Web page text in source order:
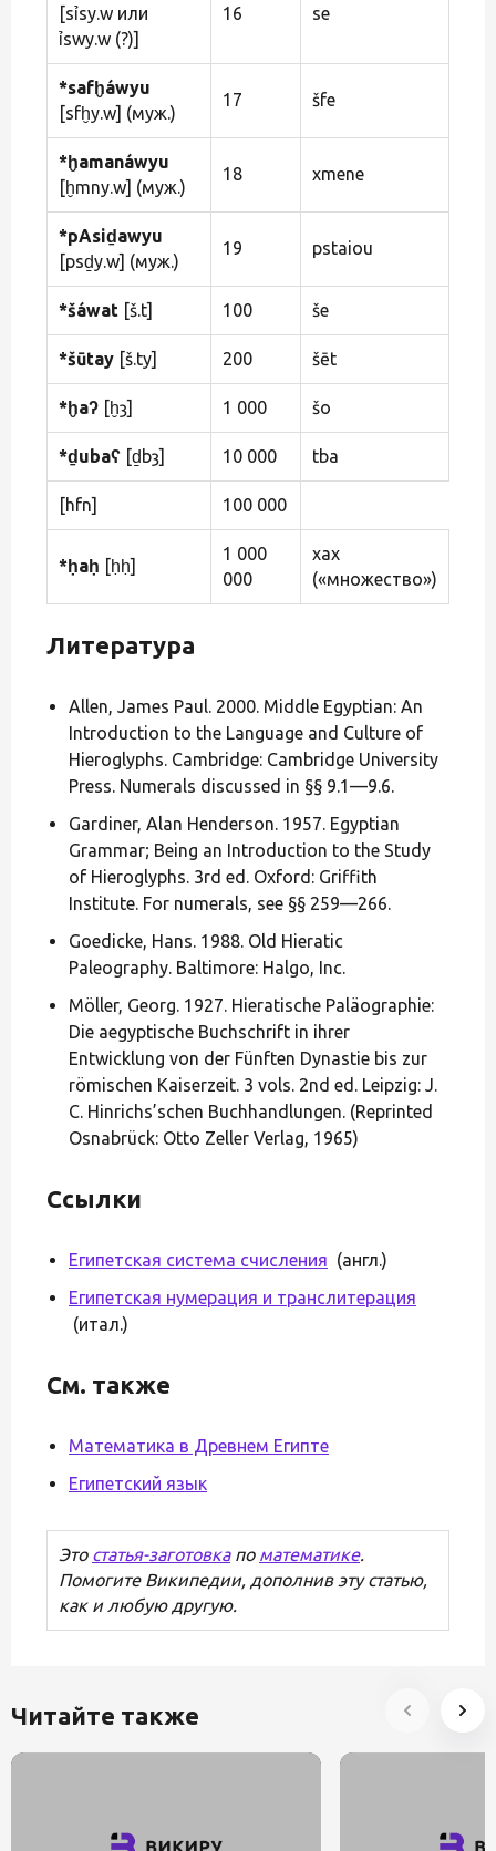
[sỉsy.w или
ỉswy.w (?)]
16 se
*safḫáwyu
[sfḫy.w] (муж.)
17 šfe
*ḫamanáwyu
[ḫmny.w] (муж.)
18 xmene
*pAsiḏawyu
[psḏy.w] (муж.)
19 pstaiou
*šáwat [š.t] 100 še
*šūtay [š.ty] 200 šēt
*ḫaʔ [ḫȝ] 1 000 šo
*ḏubaʕ [ḏbȝ] 10 000 tba
[hfn] 100 000
*ḥaḥ [ḥḥ]
1 000
000
xax
(«множество»)
Литература
Allen, James Paul. 2000. Middle Egyptian: An
Introduction to the Language and Culture of
Hieroglyphs. Cambridge: Cambridge University
Press. Numerals discussed in §§ 9.1—9.6.
Gardiner, Alan Henderson. 1957. Egyptian
Grammar; Being an Introduction to the Study
of Hieroglyphs. 3rd ed. Oxford: Griffith
Institute. For numerals, see §§ 259—266.
Goedicke, Hans. 1988. Old Hieratic
Paleography. Baltimore: Halgo, Inc.
Möller, Georg. 1927. Hieratische Paläographie:
Die aegyptische Buchschrift in ihrer
Entwicklung von der Fünften Dynastie bis zur
römischen Kaiserzeit. 3 vols. 2nd ed. Leipzig: J.
C. Hinrichs’schen Buchhandlungen. (Reprinted
Osnabrück: Otto Zeller Verlag, 1965)
Ссылки
Египетская система счисления (англ.)
Египетская нумерация и транслитерация
(итал.)
См. также
Математика в Древнем Египте
Египетский язык
Это статья-заготовкапо математике.
Помогите Википедии, дополнив эту статью,
как и любую другую.
Читайте также